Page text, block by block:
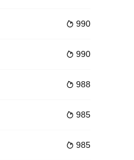
这个有模有样的印刷
 990
 990
 988
 985
 985